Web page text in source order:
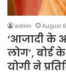
admin August
‘आजादी के
लोग’, बोर्ड
योगी ने